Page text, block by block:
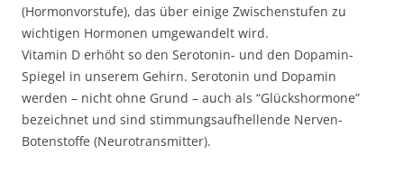
(Hormonvorstufe), das über einige Zwischenstufen zu
wichtigen Hormonen umgewandelt wird.
Vitamin D erhöht so den Serotonin- und den Dopamin-
Spiegel in unserem Gehirn. Serotonin und Dopamin
werden – nicht ohne Grund – auch als “Glückshormone”
bezeichnet und sind stimmungsaufhellende Nerven-
Botenstoffe (Neurotransmitter).